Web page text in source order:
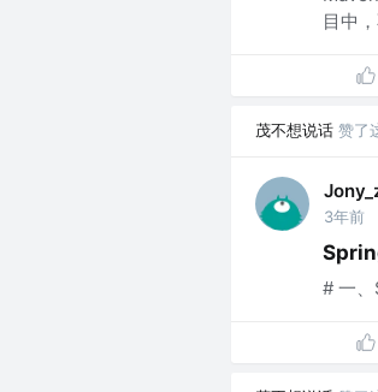
目中
茂不想说话 赞了
3年前
# 一